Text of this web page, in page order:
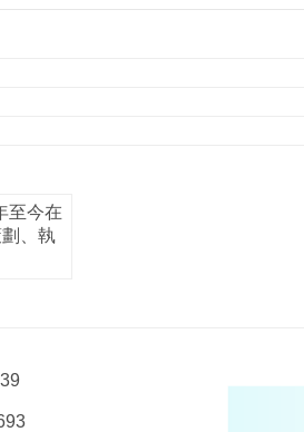
至今在
、執